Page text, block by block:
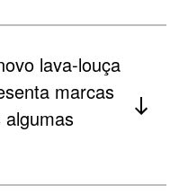
lava-louça
marcas